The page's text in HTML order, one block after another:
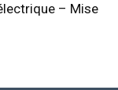
– Mise